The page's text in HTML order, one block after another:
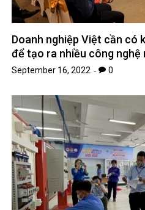
Doanh nghiệp Việt cần có
để tạo ra nhiều công nghệ
September 16, 2022 0